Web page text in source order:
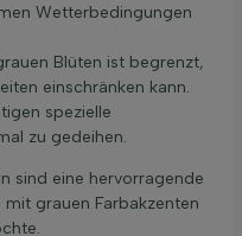
Wetterbedingungen
Blüten ist begrenzt,
einschränken kann.
spezielle
zu gedeihen.
sind eine hervorragende
grauen Farbakzenten